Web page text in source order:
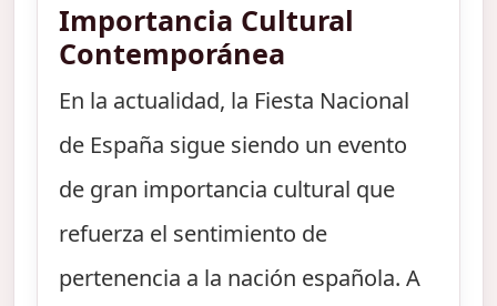
Importancia Cultural
Contemporánea
En la actualidad, la Fiesta Nacional
de España sigue siendo un evento
de gran importancia cultural que
refuerza el sentimiento de
pertenencia a la nación española. A